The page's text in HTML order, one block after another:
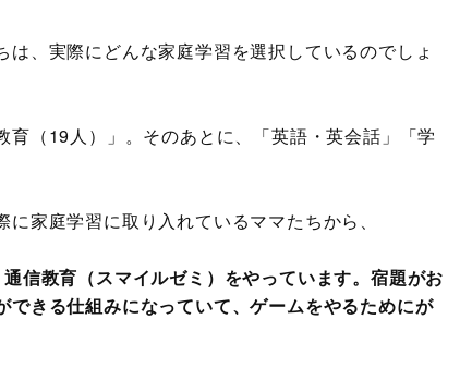
は、実際にどんな家庭学習を選択しているのでしょ
育（19人）」。そのあとに、「英語・英会話」「学
家庭学習に取り入れているママたちから、
信教育（スマイルゼミ）をやっています。宿題がお
できる仕組みになっていて、ゲームをやるためにが